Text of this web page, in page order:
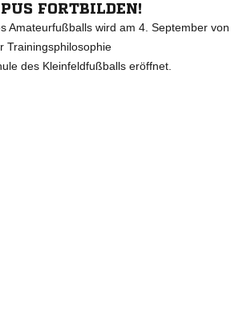
FORTBILDEN!
Amateurfußballs wird am 4. September von
Trainingsphilosophie
des Kleinfeldfußballs eröffnet.